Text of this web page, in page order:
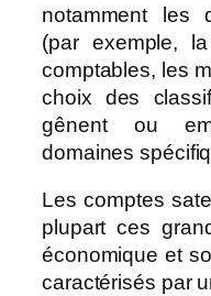
notamment les
(par exemple,
comptables, les
choix des
gênent ou
domaines
Les comptes
plupart ces
économique et
caractérisés par